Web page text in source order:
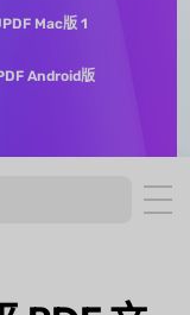
Mac版 1
Android版